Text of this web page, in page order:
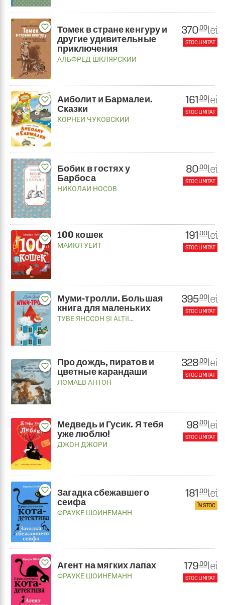
favorite_border
Томек в стране кенгуру и
другие удивительные
приключения
АЛЬФРЕД ШКЛЯРСКИИ
370.00 lei
STOC LIMITAT
favorite_border
Аиболит и Бармалеи.
Сказки
КОРНЕИ ЧУКОВСКИИ
161.00 lei
STOC LIMITAT
favorite_border
Бобик в гостях у
Барбоса
НИКОЛАИ НОСОВ
80.00 lei
STOC LIMITAT
favorite_border 100 кошек
МАИКЛ УЕИТ
191.00 lei
STOC LIMITAT
favorite_border
Муми-тролли. Большая
книга для маленьких
ТУВЕ ЯНССОН ȘI ALȚII...
395.00 lei
STOC LIMITAT
favorite_border
Про дождь, пиратов и
цветные карандаши
ЛОМАЕВ АНТОН
328.00 lei
STOC LIMITAT
favorite_border
Медведь и Гусик. Я тебя
уже люблю!
ДЖОН ДЖОРИ
98.00 lei
STOC LIMITAT
favorite_border
Загадка сбежавшего
сеифа
ФРАУКЕ ШОИНЕМАНН
181.00 lei
ÎN STOC
favorite_border Агент на мягких лапах
ФРАУКЕ ШОИНЕМАНН
179.00 lei
STOC LIMITAT